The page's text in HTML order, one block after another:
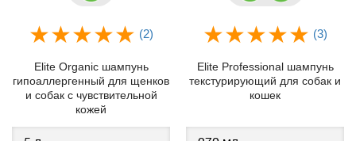
(2)
Elite Organic шампунь
гипоаллергенный для щенков
и собак с чувствительной
кожей
(3)
Elite Professional шампунь
текстурирующий для собак и
кошек